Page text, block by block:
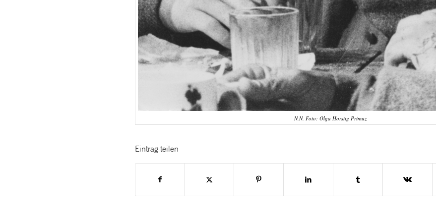
N.N. Foto: Olga Horstig Primuz
Eintrag teilen